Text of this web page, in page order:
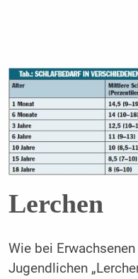
Lerchen
Wie bei
Jugendlichen